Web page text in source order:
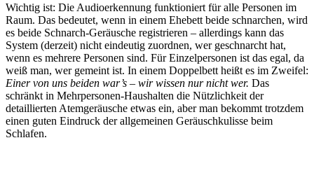
Wichtig ist: Die Audioerkennung funktioniert für alle Personen im
Raum. Das bedeutet, wenn in einem Ehebett beide schnarchen, wird
es beide Schnarch-Geräusche registrieren – allerdings kann das
System (derzeit) nicht eindeutig zuordnen, wer geschnarcht hat,
wenn es mehrere Personen sind. Für Einzelpersonen ist das egal, da
weiß man, wer gemeint ist. In einem Doppelbett heißt es im Zweifel:
Einer von uns beiden war’s – wir wissen nur nicht wer. Das
schränkt in Mehrpersonen-Haushalten die Nützlichkeit der
detaillierten Atemgeräusche etwas ein, aber man bekommt trotzdem
einen guten Eindruck der allgemeinen Geräuschkulisse beim
Schlafen.